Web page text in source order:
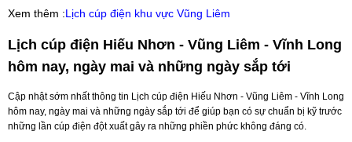
Xem thêm :Lịch cúp điện khu vực Vũng Liêm
Lịch cúp điện Hiếu Nhơn - Vũng Liêm - Vĩnh Long
hôm nay, ngày mai và những ngày sắp tới
Cập nhật sớm nhất thông tin Lịch cúp điện Hiếu Nhơn - Vũng Liêm - Vĩnh Long
hôm nay, ngày mai và những ngày sắp tới để giúp bạn có sự chuẩn bị kỹ trước
những lần cúp điện đột xuất gây ra những phiền phức không đáng có.